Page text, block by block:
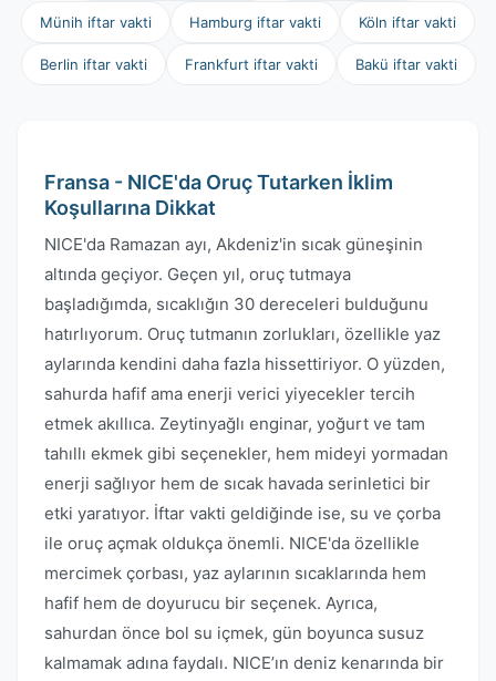
Münih iftar vakti Hamburg iftar vakti Köln iftar vakti
Berlin iftar vakti Frankfurt iftar vakti Bakü iftar vakti
Fransa - NICE'da Oruç Tutarken İklim
Koşullarına Dikkat
NICE'da Ramazan ayı, Akdeniz'in sıcak güneşinin
altında geçiyor. Geçen yıl, oruç tutmaya
başladığımda, sıcaklığın 30 dereceleri bulduğunu
hatırlıyorum. Oruç tutmanın zorlukları, özellikle yaz
aylarında kendini daha fazla hissettiriyor. O yüzden,
sahurda hafif ama enerji verici yiyecekler tercih
etmek akıllıca. Zeytinyağlı enginar, yoğurt ve tam
tahıllı ekmek gibi seçenekler, hem mideyi yormadan
enerji sağlıyor hem de sıcak havada serinletici bir
etki yaratıyor. İftar vakti geldiğinde ise, su ve çorba
ile oruç açmak oldukça önemli. NICE'da özellikle
mercimek çorbası, yaz aylarının sıcaklarında hem
hafif hem de doyurucu bir seçenek. Ayrıca,
sahurdan önce bol su içmek, gün boyunca susuz
kalmamak adına faydalı. NICE’ın deniz kenarında bir